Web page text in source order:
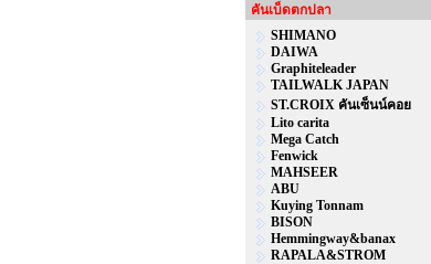
คันเบ็ดตกปลา
SHIMANO
DAIWA
Graphiteleader
TAILWALK JAPAN
ST.CROIX คันเซ็นน์คอย
Lito carita
Mega Catch
Fenwick
MAHSEER
ABU
Kuying Tonnam
BISON
Hemmingway&banax
RAPALA&STROM